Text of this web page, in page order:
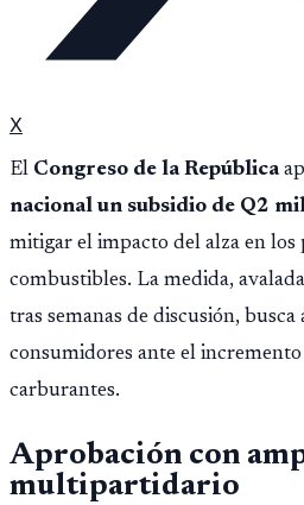
X
El Congreso de la República
nacional un subsidio de Q2
mitigar el impacto del alza en los
combustibles. La medida,
tras semanas de discusión,
consumidores ante el
carburantes.
Aprobación con
multipartidario